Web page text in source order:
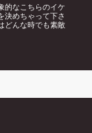
的なこちらのイケ
決めちゃって下さ
どんな時でも素敵